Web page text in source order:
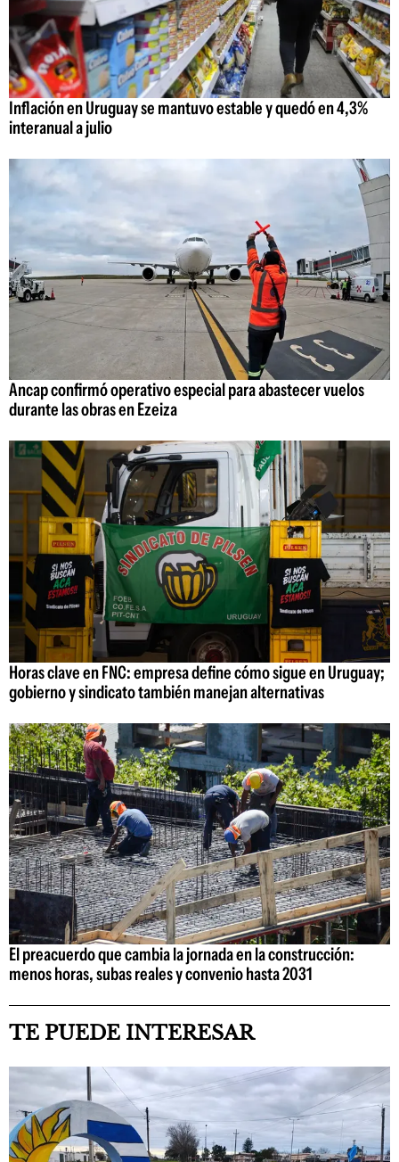
Inflación en Uruguay se mantuvo estable y quedó en 4,3%
interanual a julio
Ancap confirmó operativo especial para abastecer vuelos
durante las obras en Ezeiza
Horas clave en FNC: empresa define cómo sigue en Uruguay;
gobierno y sindicato también manejan alternativas
El preacuerdo que cambia la jornada en la construcción:
menos horas, subas reales y convenio hasta 2031
TE PUEDE INTERESAR